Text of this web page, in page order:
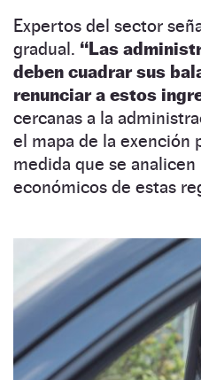
Expertos del sector
gradual. “Las
deben cuadrar sus
renunciar a estos
cercanas a la
el mapa de la exención
medida que se
económicos de estas